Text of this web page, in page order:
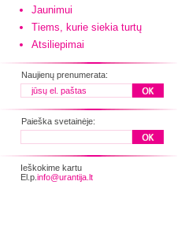
Jaunimui
Tiems, kurie siekia turtų
Atsiliepimai
Naujienų prenumerata:
Paieška svetainėje:
Ieškokime kartu
El.p. info@urantija.lt